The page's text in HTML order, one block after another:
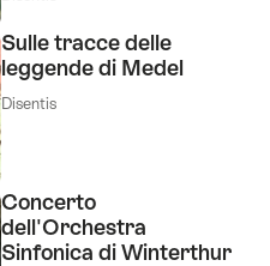
Sulle tracce delle
leggende di Medel
Disentis
Concerto
dell'Orchestra
Sinfonica di Winterthur